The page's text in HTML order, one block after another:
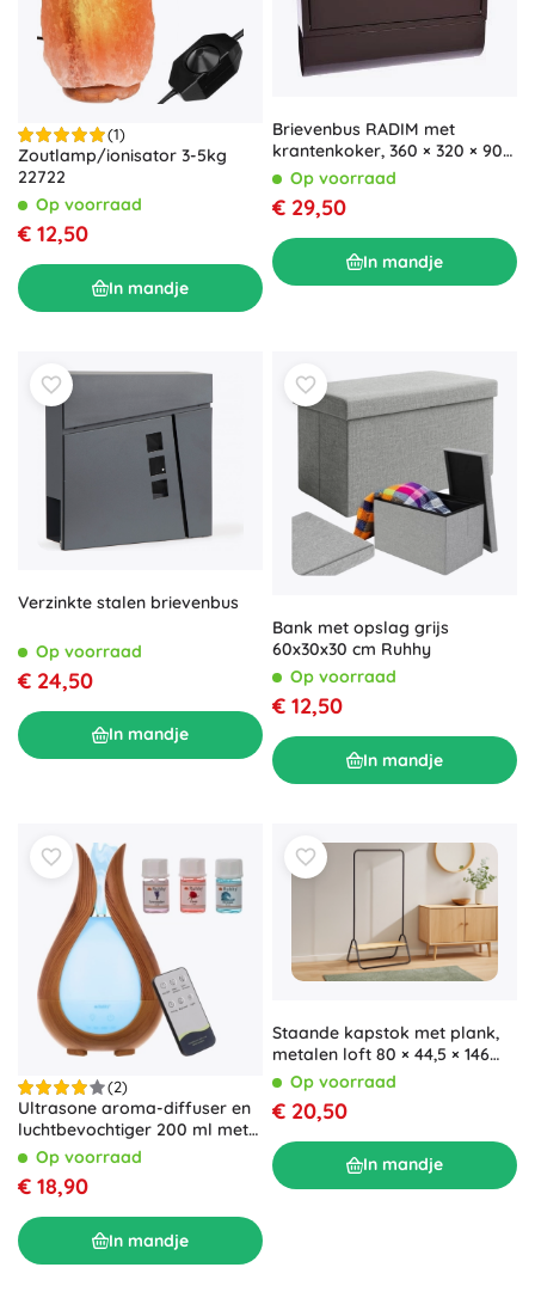
(1)
Zoutlamp/ionisator 3-5kg
22722
Op voorraad
€ 12,50
In mandje
Brievenbus RADIM met
krantenkoker, 360 × 320 × 90
mm, bruin
Op voorraad
€ 29,50
In mandje
Verzinkte stalen brievenbus
Op voorraad
€ 24,50
In mandje
Bank met opslag grijs
60x30x30 cm Ruhhy
Op voorraad
€ 12,50
In mandje
(2)
Ultrasone aroma-diffuser en
luchtbevochtiger 200 ml met
LED-verlichting en
afstandsbediening
Op voorraad
€ 18,90
In mandje
Staande kapstok met plank,
metalen loft 80 × 44,5 × 146
cmOp voorraad
€ 20,50
In mandje